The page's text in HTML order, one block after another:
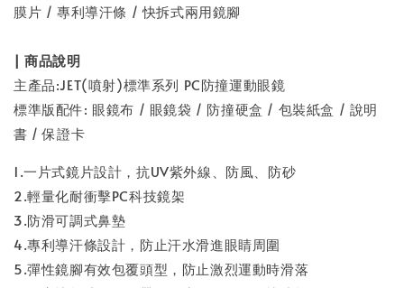
膜片 / 專利導汗條 / 快拆式兩用鏡腳
| 商品說明
主產品:JET(噴射)標準系列 PC防撞運動眼鏡
標準版配件: 眼鏡布 / 眼鏡袋 / 防撞硬盒 / 包裝紙盒 / 說明
書 / 保證卡
1.一片式鏡片設計，抗UV紫外線、防風、防砂
2.輕量化耐衝擊PC科技鏡架
3.防滑可調式鼻墊
4.專利導汗條設計，防止汗水滑進眼睛周圍
5.彈性鏡腳有效包覆頭型，防止激烈運動時滑落